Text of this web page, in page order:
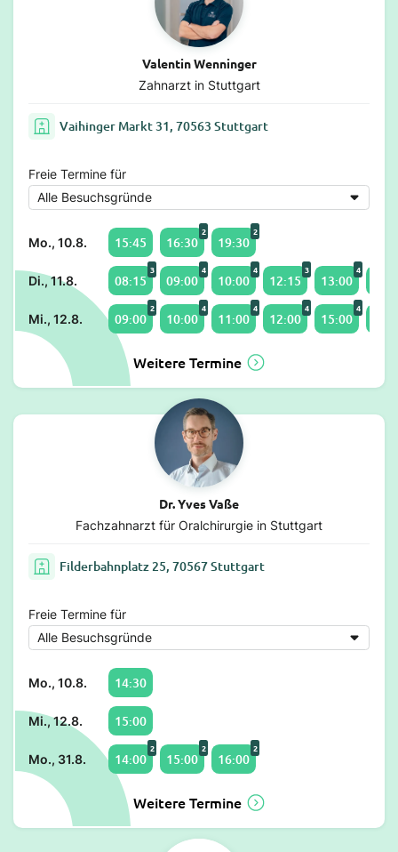
Valentin Wenninger
Zahnarzt in Stuttgart
Vaihinger Markt 31, 70563 Stuttgart
Freie Termine für
Mo., 10.8. 15:45 16:30
2
19:30
2
Di., 11.8. 08:15
3
09:00
4
10:00
4
12:15
3
13:00
4
Mi., 12.8. 09:00
2
10:00
4
11:00
4
12:00
4
15:00
4
Weitere Termine
Dr. Yves Vaße
Fachzahnarzt für Oralchirurgie in Stuttgart
Filderbahnplatz 25, 70567 Stuttgart
Freie Termine für
Mo., 10.8. 14:30
Mi., 12.8. 15:00
Mo., 31.8. 14:00
2
15:00
2
16:00
2
Weitere Termine